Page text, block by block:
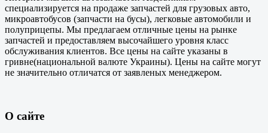
специализируется на продаже запчастей для грузовых авто,
микроавтобусов (запчасти на бусы), легковые автомобили и
полуприцепы. Мы предлагаем отличные цены на рынке
запчастей и предоставляем высочайшего уровня класс
обслуживания клиентов. Все цены на сайте указаны в
гривне(национальной валюте Украины). Цены на сайте могут
не значительно отличатся от заявленых менеджером.
О сайте